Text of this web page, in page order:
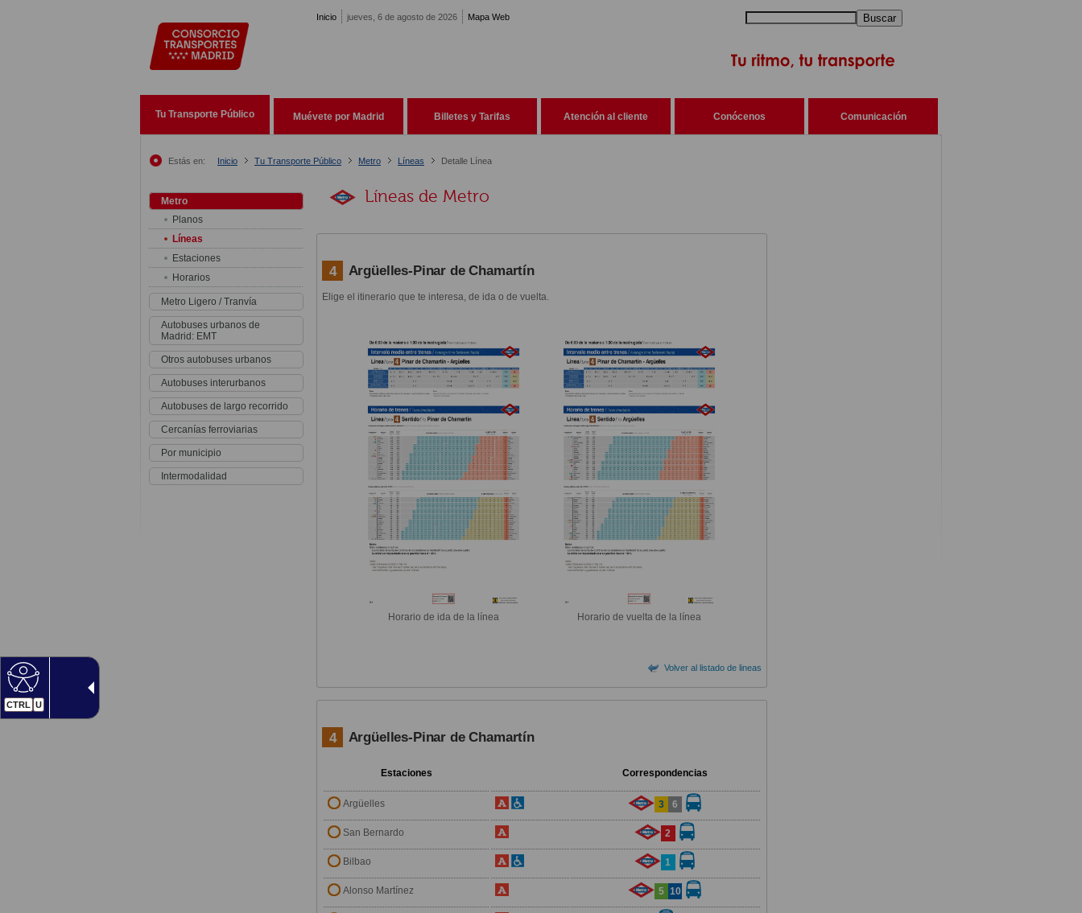
CTRL U
Inicio jueves, 6 de agosto de 2026 Mapa Web Buscar
Tu Transporte Público Muévete por Madrid Billetes y Tarifas Atención al cliente Conócenos Comunicación
Estás en: Inicio Tu Transporte Público Metro Líneas Detalle Línea
Metro
Planos
Líneas
Estaciones
Horarios
Metro Ligero / Tranvía
Autobuses urbanos de
Madrid: EMT
Otros autobuses urbanos
Autobuses interurbanos
Autobuses de largo recorrido
Cercanías ferroviarias
Por municipio
Intermodalidad
Líneas de Metro
4 Argüelles-Pinar de Chamartín
Elige el itinerario que te interesa, de ida o de vuelta.
Horario de ida de la línea Horario de vuelta de la línea
Volver al listado de lineas
4 Argüelles-Pinar de Chamartín
Estaciones Correspondencias
Argüelles 3 6
San Bernardo 2
Bilbao 1
Alonso Martínez 5 10